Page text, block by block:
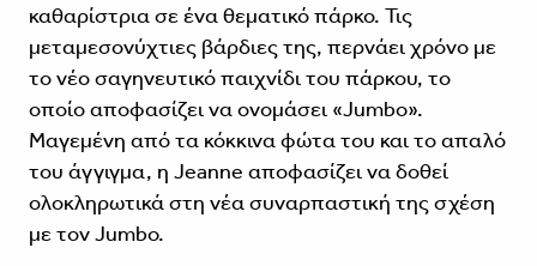
καθαρίστρια σε ένα θεματικό πάρκο. Τις
μεταμεσονύχτιες βάρδιες της, περνάει χρόνο με
το νέο σαγηνευτικό παιχνίδι του πάρκου, το
οποίο αποφασίζει να ονομάσει «Jumbo».
Μαγεμένη από τα κόκκινα φώτα του και το απαλό
του άγγιγμα, η Jeanne αποφασίζει να δοθεί
ολοκληρωτικά στη νέα συναρπαστική της σχέση
με τον Jumbo.